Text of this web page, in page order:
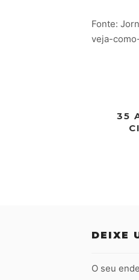
Fonte:
veja-
35
DEIXE
O seu